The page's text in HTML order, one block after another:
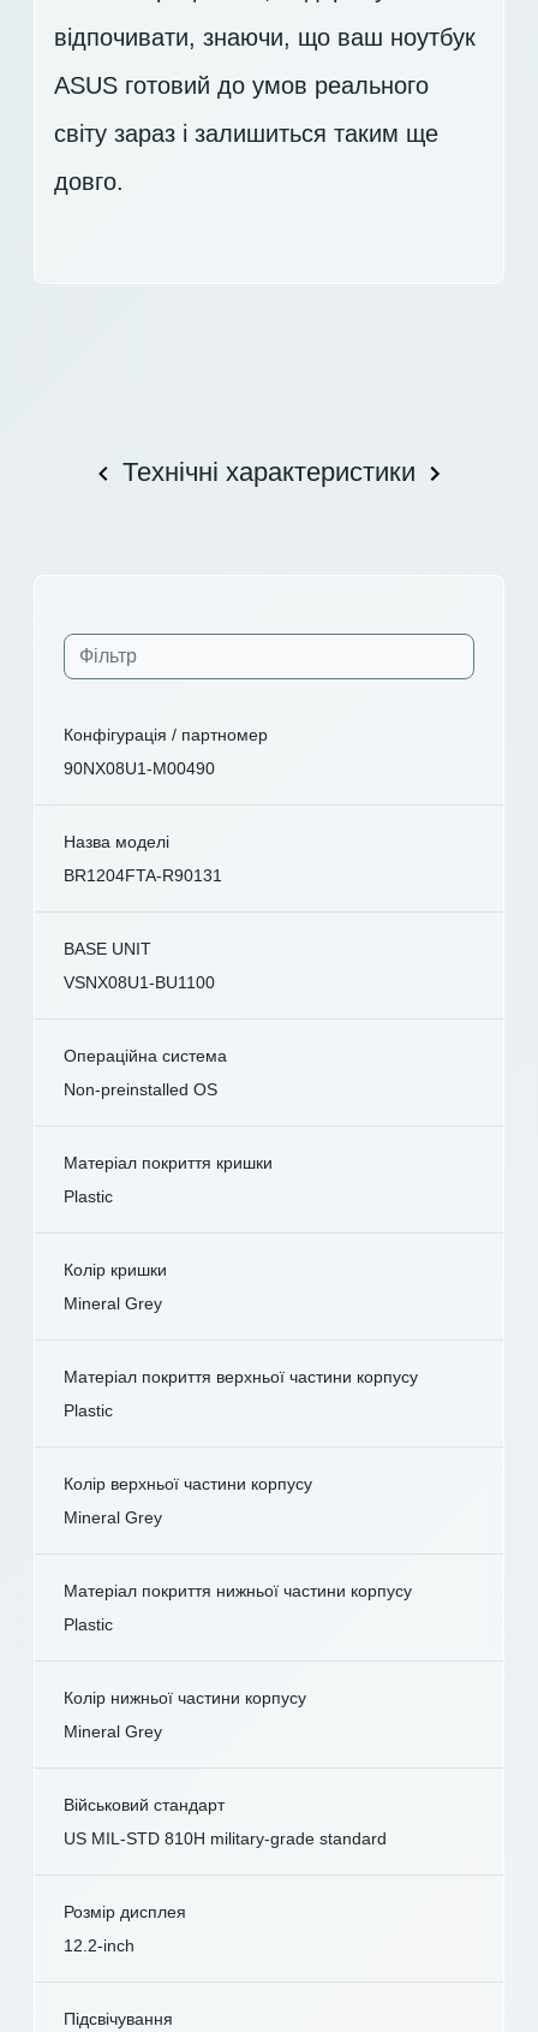
відпочивати, знаючи, що ваш ноутбук
ASUS готовий до умов реального
світу зараз і залишиться таким ще
довго.
Технічні характеристики
Конфігурація / партномер
90NX08U1-M00490
Назва моделі
BR1204FTA-R90131
BASE UNIT
VSNX08U1-BU1100
Операційна система
Non-preinstalled OS
Матеріал покриття кришки
Plastic
Колір кришки
Mineral Grey
Матеріал покриття верхньої частини корпусу
Plastic
Колір верхньої частини корпусу
Mineral Grey
Матеріал покриття нижньої частини корпусу
Plastic
Колір нижньої частини корпусу
Mineral Grey
Військовий стандарт
US MIL-STD 810H military-grade standard
Розмір дисплея
12.2-inch
Підсвічування